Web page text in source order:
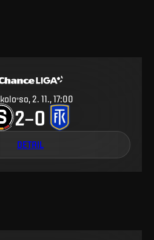
kolo so, 2. 11., 17:00
2–0
DETAIL